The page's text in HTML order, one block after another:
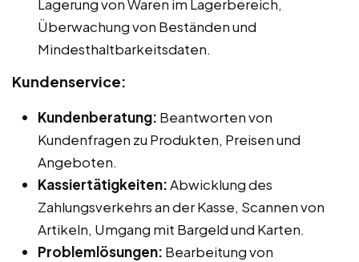
Lagerung von Waren im Lagerbereich,
Überwachung von Beständen und
Mindesthaltbarkeitsdaten.
Kundenservice:
Kundenberatung: Beantworten von
Kundenfragen zu Produkten, Preisen und
Angeboten.
Kassiertätigkeiten:Abwicklung des
Zahlungsverkehrs an der Kasse, Scannen von
Artikeln, Umgang mit Bargeld und Karten.
Problemlösungen: Bearbeitung von